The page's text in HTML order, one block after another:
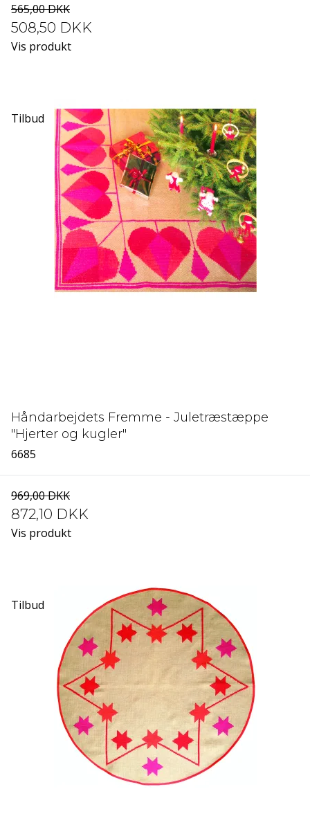
565,00 DKK
508,50 DKK
Vis produkt
Tilbud
Håndarbejdets Fremme - Juletræstæppe
"Hjerter og kugler"
6685
969,00 DKK
872,10 DKK
Vis produkt
Tilbud